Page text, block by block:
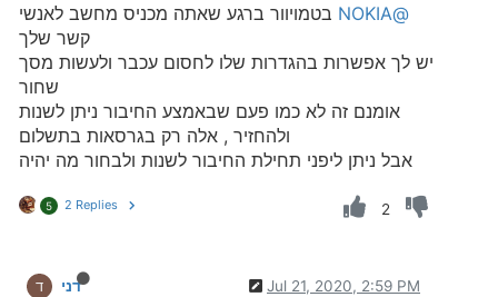
@NOKIA
בטמויוור ברגע שאתה מכניס מחשב לאנשי
קשר שלך
יש לך אפשרות בהגדרות שלו לחסום עכבר ולעשות מסך
שחור
אומנם זה לא כמו פעם שבאמצע החיבור ניתן לשנות
ולהחזיר , אלה רק בגרסאות בתשלום
אבל ניתן ליפני תחילת החיבור לשנות ולבחור מה יהיה
5 2 Replies 2
ד דני Jul 21, 2020, 2:59 PM